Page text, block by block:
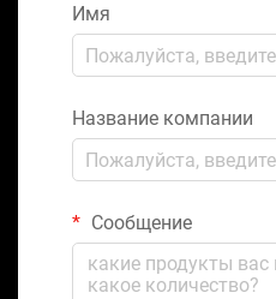
Имя
Название компании
Сообщение